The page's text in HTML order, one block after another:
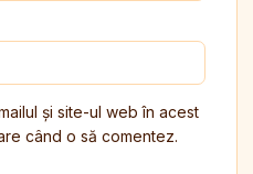
și site-ul web în acest
când o să comentez.